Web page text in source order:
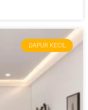
DAPUR KECIL